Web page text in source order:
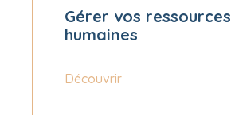
Gérer vos ressources
humaines
Découvrir